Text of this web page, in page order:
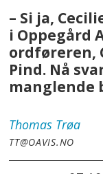
– Si ja,
i Oppegård
ordføreren,
Pind. Nå
manglende
Thomas Trøa
TT@OAVIS.NO